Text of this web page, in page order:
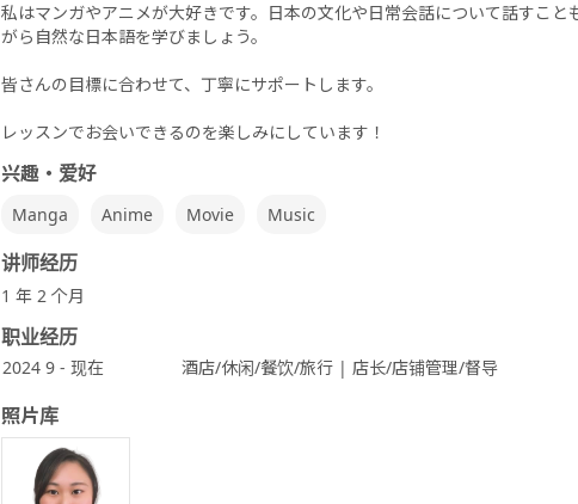
私はマンガやアニメが大好きです。日本の文化や日常会話について話すこと
がら自然な日本語を学びましょう。
皆さんの目標に合わせて、丁寧にサポートします。
レッスンでお会いできるのを楽しみにしています！
兴趣・爱好
Manga Anime Movie Music
讲师经历
1 年 2 个月
职业经历
2024 9 - 现在 酒店/休闲/餐饮/旅行 | 店长/店铺管理/督导
照片库